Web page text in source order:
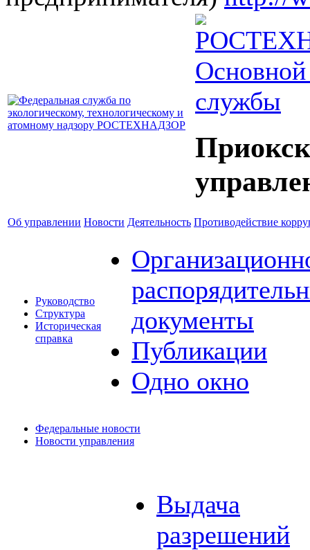
Основной
службы
Об управлении Новости Деятельность Противодействие
Руководство
Структура
Историческая
справка
документы
Публикации
Одно окно
Федеральные новости
Новости управления
Выдача
разрешений